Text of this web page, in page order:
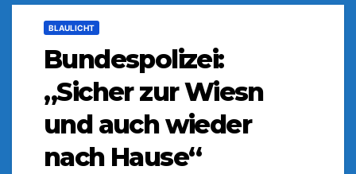
BLAULICHT
Bundespolizei:
„Sicher zur Wiesn
und auch wieder
nach Hause“